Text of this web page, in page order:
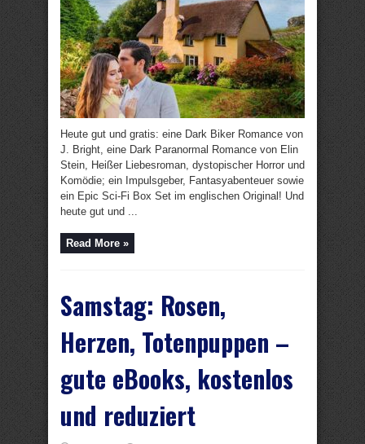
Heute gut und gratis: eine Dark Biker Romance von
J. Bright, eine Dark Paranormal Romance von Elin
Stein, Heißer Liebesroman, dystopischer Horror und
Komödie; ein Impulsgeber, Fantasyabenteuer sowie
ein Epic Sci-Fi Box Set im englischen Original! Und
heute gut und ...
Read More »
Samstag: Rosen,
Herzen, Totenpuppen –
gute eBooks, kostenlos
und reduziert